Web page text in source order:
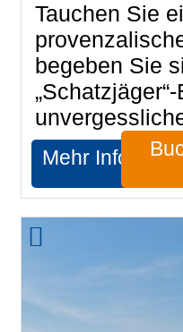
Tauchen Sie
begeben Sie
Mehr Infos